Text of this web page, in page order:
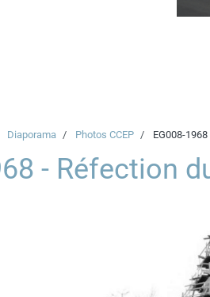
Diaporama Photos CCEP EG008-
- Réfection